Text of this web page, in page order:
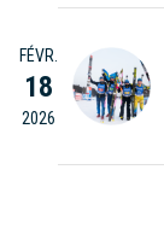
FÉVR.
18
2026